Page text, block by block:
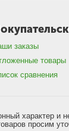
заказы
товары
сравнения
характер и
просим